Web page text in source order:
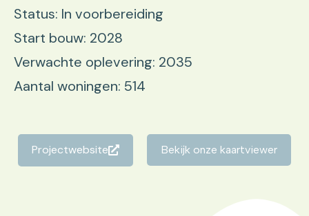
Status: In voorbereiding
Start bouw: 2028
Verwachte oplevering: 2035
Aantal woningen: 514
Projectwebsite Bekijk onze kaartviewer